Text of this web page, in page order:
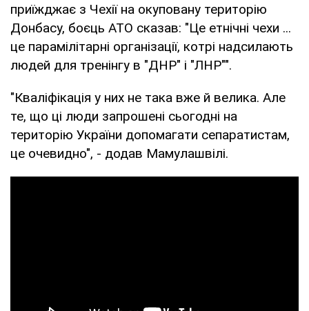
приїжджає з Чехії на окуповану територію
Донбасу, боєць АТО сказав: "Це етнічні чехи ...
це парамілітарні організації, котрі надсилають
людей для тренінгу в "ДНР" і "ЛНР"".
"Кваліфікація у них не така вже й велика. Але
те, що ці люди запрошені сьогодні на
територію України допомагати сепаратистам,
це очевидно", - додав Мамулашвілі.